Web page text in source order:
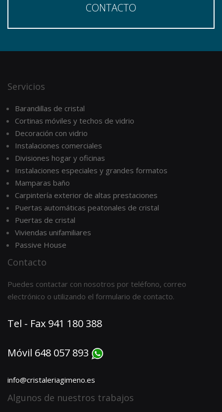
CONTACTO
Servicios
Barandillas de cristal
Cortinas móviles y techos de vidrio
Decoración con vidrio
Instalaciones comerciales
Divisiones hogar y oficinas
Instalaciones especiales y grandes formatos
Mamparas baño
Carpintería exterior de altas prestaciones
Puertas automáticas peatonales de cristal
Puertas de cristal
Viviendas unifamiliares
Passive House
Contacto
Puedes contactar con nosotros por teléfono, correo
electrónico o utilizando el formulario de contacto.
Tel - Fax 941 180 388
Móvil 648 057 893
info@cristaleriagimeno.es
Algunos de nuestros trabajos